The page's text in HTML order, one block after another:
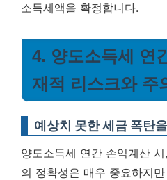
소득세액을 확정합니다.
4. 양도소득세 연
재적 리스크와 주
예상치 못한 세금 폭탄
양도소득세 연간 손익계산
의 정확성은 매우 중요하지